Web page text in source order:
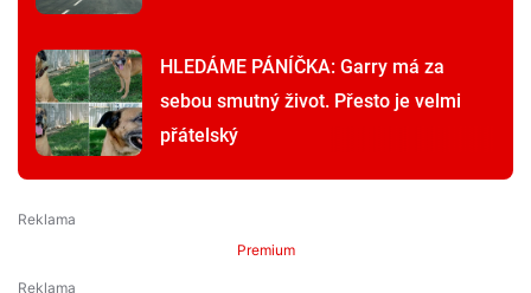
HLEDÁME PÁNÍČKA: Garry má za
sebou smutný život. Přesto je velmi
přátelský
Premium